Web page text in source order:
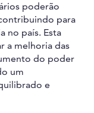
poderão
para
no país. Esta
a melhoria das
do poder
um
e